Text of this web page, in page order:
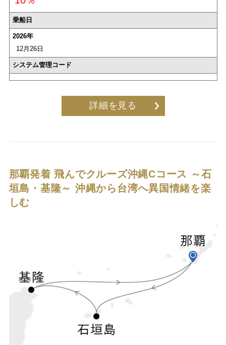
乗船日
2026年
12月26日
システム管理コード
詳細を見る
那覇発着 飛んでクルーズ沖縄Cコース ～石
垣島・基隆～ 沖縄から台湾へ異国情緒を楽
しむ